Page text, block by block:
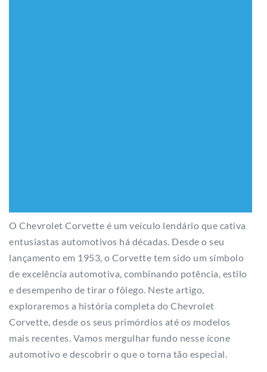
O Chevrolet Corvette é um veículo lendário que cativa
entusiastas automotivos há décadas. Desde o seu
lançamento em 1953, o Corvette tem sido um símbolo
de excelência automotiva, combinando potência, estilo
e desempenho de tirar o fôlego. Neste artigo,
exploraremos a história completa do Chevrolet
Corvette, desde os seus primórdios até os modelos
mais recentes. Vamos mergulhar fundo nesse ícone
automotivo e descobrir o que o torna tão especial.